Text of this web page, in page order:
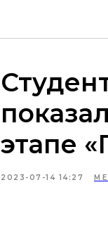
этапе
2023-07-14 14:27